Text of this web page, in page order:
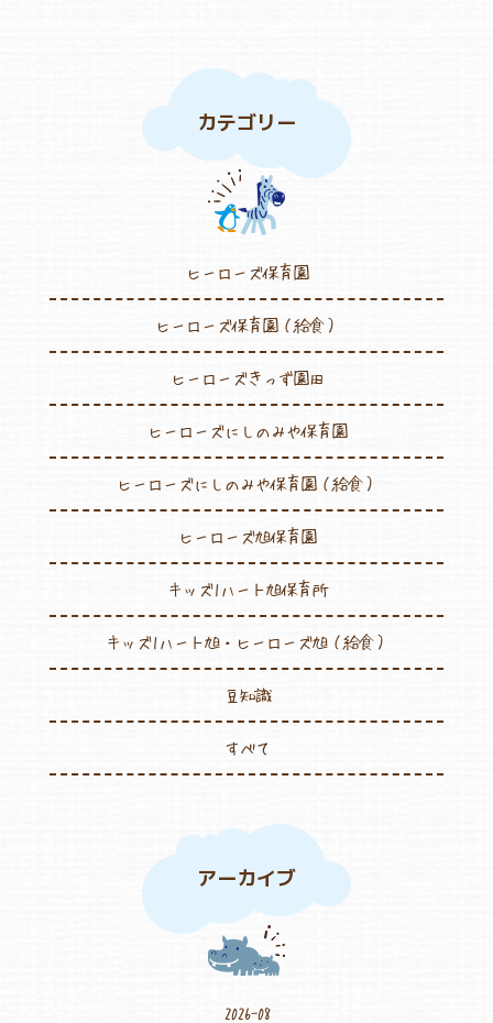
カテゴリー
ヒーローズ保育園
ヒーローズ保育園（給食）
ヒーローズきっず園田
ヒーローズにしのみや保育園
ヒーローズにしのみや保育園（給食）
ヒーローズ旭保育園
キッズ1ハート旭保育所
キッズ1ハート旭・ヒーローズ旭（給食）
豆知識
すべて
アーカイブ
2026-08